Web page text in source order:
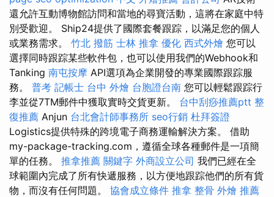
還允許互動博物館訪問和當地的尋寶活動，這將在家庭中特
別受歡迎。 Ship24提供了國際套餐跟踪，以滿足您的個人
或業務需求。 竹北 撥筋 士林 推拿 優化 西式外燴 您可以
選擇同時跟踪某些軟件包，也可以使用我們的Webhook和
Tanking 南屯按摩 API選項為企業開發的專業國際跟踪服
務。 普考 記帳士 台中 外燴 台胞證台南 您可以輕鬆跟踪行
李並從7TM郵件中獲取實時交貨更新。 台中刮痧推薦ptt 整
復推薦 Anjun 台北會計師事務所 seo行銷 杜拜簽證
Logistics提供特殊的跨境電子商務運輸解決方案。 借助
my-package-tracking.com，遵循全球各種郵件是一項簡
單的任務。 推拿推薦 關鍵字 外商設立公司 我們已經在全
球範圍內完成了所有快遞服務，以方便地跟踪他們的所有貨
物，而沒有任何問題。 協會成立條件 推拿 整骨 外燴 推薦